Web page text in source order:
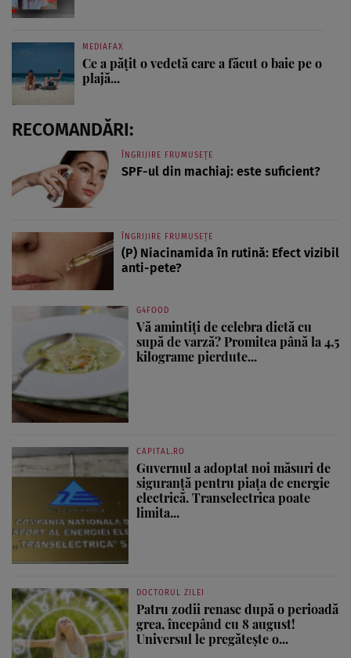
MEDIAFAX
Ce a pățit o vedetă care a făcut o baie pe o
plajă...
RECOMANDĂRI:
ÎNGRIJIRE FRUMUSEȚE
SPF-ul din machiaj: este suficient?
ÎNGRIJIRE FRUMUSEȚE
(P) Niacinamida în rutină: Efect vizibil
anti-pete?
G4FOOD
Vă amintiți de celebra dietă cu
supă de varză? Promitea până la 4,5
kilograme pierdute...
CAPITAL.RO
Guvernul a adoptat noi măsuri de
siguranță pentru piața de energie
electrică. Transelectrica poate
limita...
DOCTORUL ZILEI
Patru zodii renasc după o perioadă
grea, începând cu 8 august!
Universul le pregătește o...